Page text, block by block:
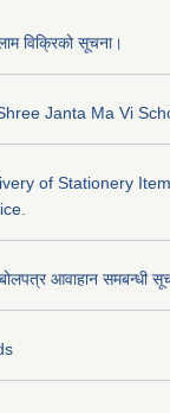
विक्रिको सूचना।
Janta Ma Vi
of Stationery
आवाहान समबन्धी